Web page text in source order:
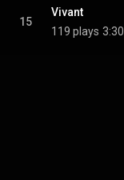
15
Vivant
119 plays 3:30